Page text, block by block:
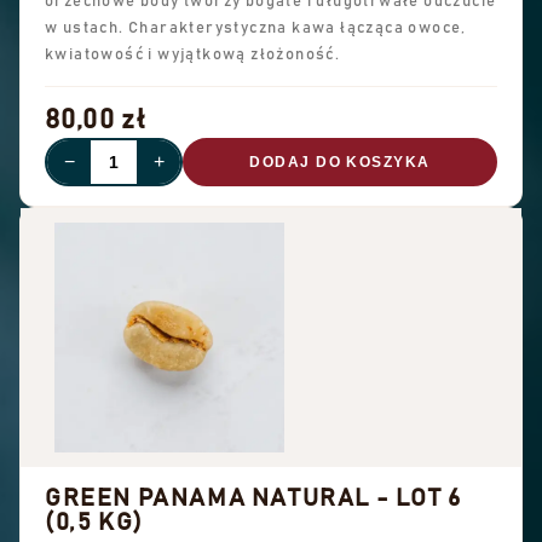
w ustach. Charakterystyczna kawa łącząca owoce,
kwiatowość i wyjątkową złożoność.
80,00 zł
− + DODAJ DO KOSZYKA
GREEN PANAMA NATURAL - LOT 6
(0,5 KG)